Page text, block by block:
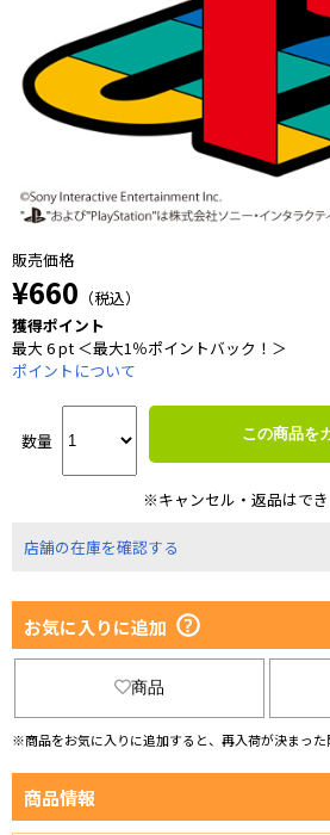
販売価格
¥660 （税込）
獲得ポイント
最大 6 pt ＜最大1％ポイントバック！＞
ポイントについて
数量 この商品を
※キャンセル・返品はでき
店舗の在庫を確認する
お気に入りに追加
商品
※商品をお気に入りに追加すると、再入荷が決まった
商品情報